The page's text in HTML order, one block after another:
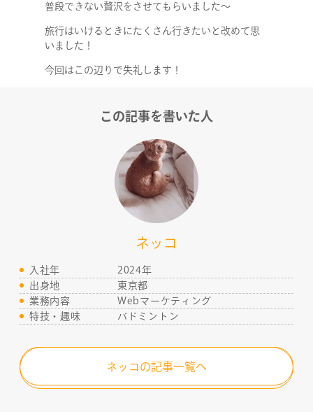
普段できない贅沢をさせてもらいました～
旅行はいけるときにたくさん行きたいと改めて思
いました！
今回はこの辺りで失礼します！
この記事を書いた人
ネッコ
入社年
2024年
出身地
東京都
業務内容
Webマーケティング
特技・趣味
バドミントン
ネッコの記事一覧へ